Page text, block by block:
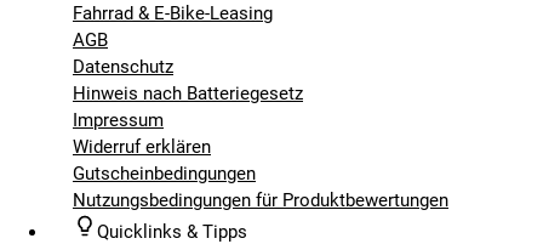
Fahrrad & E-Bike-Leasing
AGB
Datenschutz
Hinweis nach Batteriegesetz
Impressum
Widerruf erklären
Gutscheinbedingungen
Nutzungsbedingungen für Produktbewertungen
Quicklinks & Tipps